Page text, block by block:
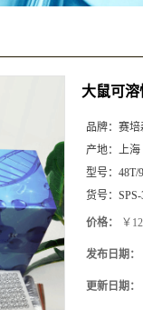
大鼠可
品牌： 赛培
产地： 上海
型号： 48T/
货号：
价格： ￥
发布日期：
更新日期：